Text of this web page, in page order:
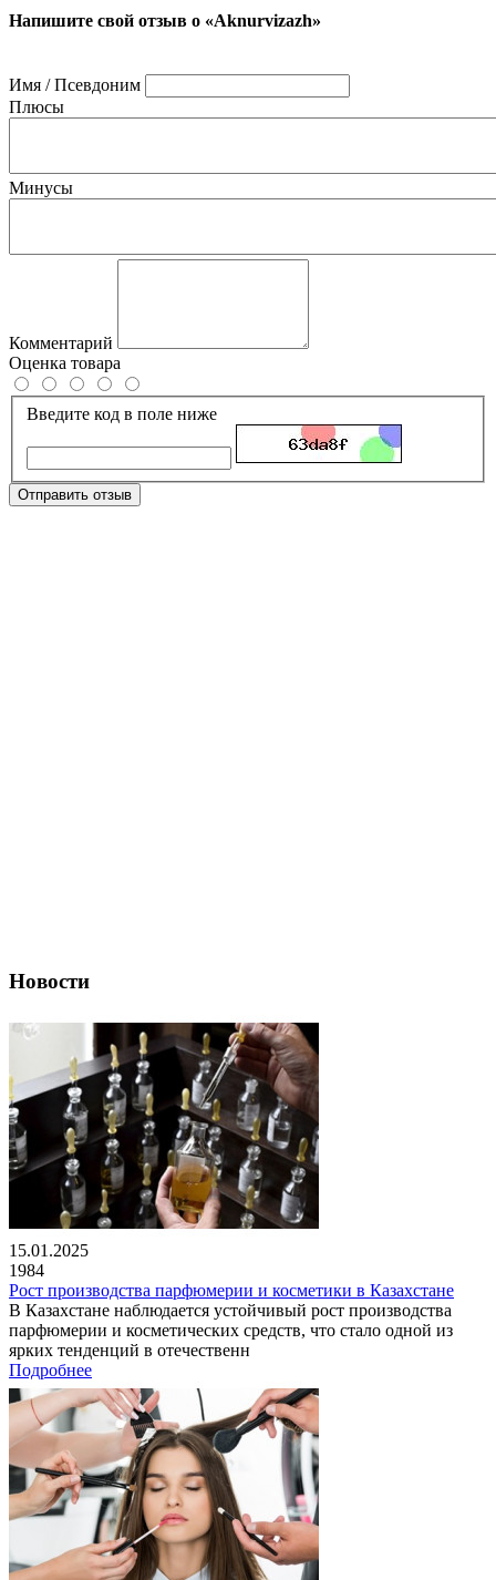
Напишите свой отзыв о «Aknurvizazh»
Имя / Псевдоним
Плюсы
Минусы
Комментарий
Оценка товара
Введите код в поле ниже
Отправить отзыв
Новости
15.01.2025
1984
Рост производства парфюмерии и косметики в Казахстане
В Казахстане наблюдается устойчивый рост производства
парфюмерии и косметических средств, что стало одной из
ярких тенденций в отечественн
Подробнее